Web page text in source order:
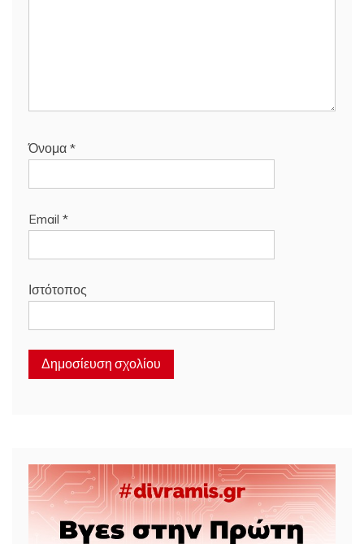
Όνομα *
Email *
Ιστότοπος